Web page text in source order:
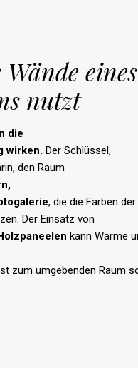
eines
nutzt
die
wirken. Der Schlüssel,
den Raum
,
, die die Farben der
Der Einsatz von
kann Wärme
zum umgebenden Raum